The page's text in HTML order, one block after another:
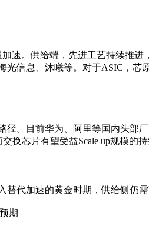
速。供给端，先进工艺持续推
光信息、沐曦等。对于ASIC，
。目前华为、阿里等国内头部
换芯片有望受益Scale up规模的
代加速的黄金时期，供给侧仍
期